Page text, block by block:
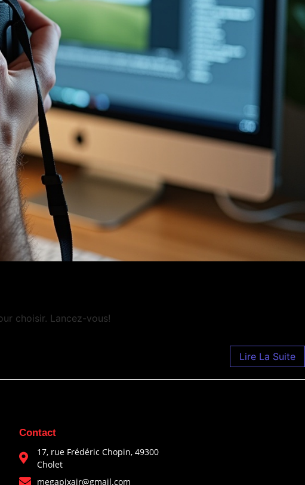
choisir. Lancez-vous!
Lire La Suite
Contact
17, rue Frédéric Chopin, 49300
Cholet
megapixair@gmail.com